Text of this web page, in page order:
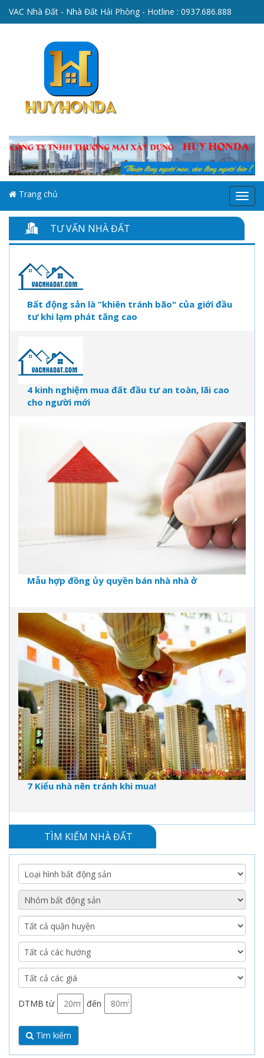
VAC Nhà Đất - Nhà Đất Hải Phòng - Hotline : 0937.686.888
Menu
Trang chủ
TƯ VẤN NHÀ ĐẤT
Bất động sản là “khiên tránh bão" của giới đầu
tư khi lạm phát tăng cao
4 kinh nghiệm mua đất đầu tư an toàn, lãi cao
cho người mới
Mẫu hợp đồng ủy quyền bán nhà nhà ở
7 Kiểu nhà nên tránh khi mua!
TÌM KIẾM NHÀ ĐẤT
DTMB từ đến
Tìm kiếm